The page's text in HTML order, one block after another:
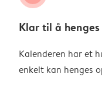
Klar til å
Kalenderen har et
enkelt kan henges